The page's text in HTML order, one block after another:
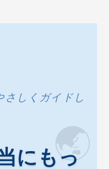
🌏
しくガイドし
にもっ